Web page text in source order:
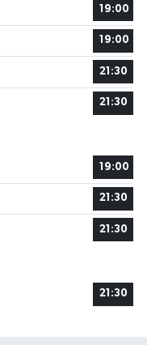
19:00
19:00
21:30
21:30
19:00
21:30
21:30
21:30